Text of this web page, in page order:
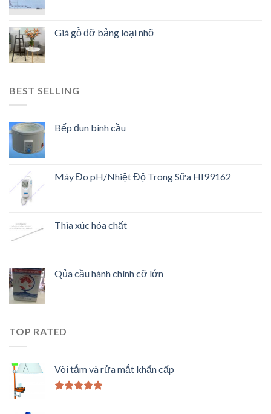
Giá gỗ đỡ bảng loại nhỡ
BEST SELLING
Bếp đun bình cầu
Máy Đo pH/Nhiệt Độ Trong Sữa HI99162
Thìa xúc hóa chất
Qủa cầu hành chính cỡ lớn
TOP RATED
Vòi tắm và rửa mắt khẩn cấp